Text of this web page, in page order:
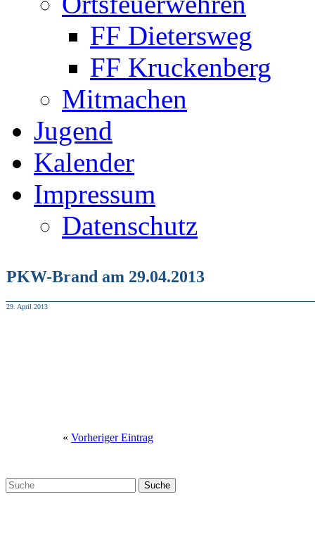
FF Dietersweg
FF Kruckenberg
Mitmachen
Jugend
Kalender
Impressum
Datenschutz
PKW-Brand am 29.04.2013
29. April 2013
« Vorheriger Eintrag